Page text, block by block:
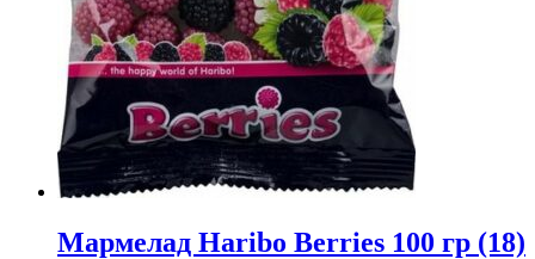
Мармелад Haribo Berries 100 гр (18)